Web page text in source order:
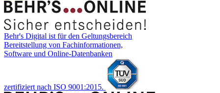
Behr's Digital ist für den Geltungsbereich
Bereitstellung von Fachinformationen,
Software und Online-Datenbanken
zertifiziert nach ISO 9001:2015.